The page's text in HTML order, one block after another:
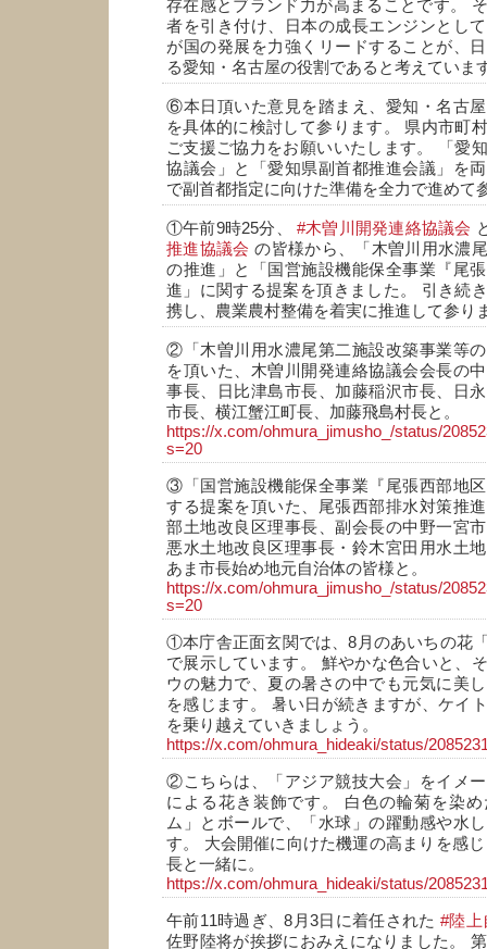
存在感とブランド力が高まることです。
者を引き付け、日本の成長エンジンとし
が国の発展を力強くリードすることが、
る愛知・名古屋の役割であると考えていま
⑥本日頂いた意見を踏まえ、愛知・名古
を具体的に検討して参ります。 県内市町
ご支援ご協力をお願いいたします。 「愛
協議会」と「愛知県副首都推進会議」を
で副首都指定に向けた準備を全力で進めて
①午前9時25分、#木曽川開発連絡協議会
推進協議会 の皆様から、「木曽川用水濃
の推進」と「国営施設機能保全事業『尾
進」に関する提案を頂きました。 引き続
携し、農業農村整備を着実に推進して参り
②「木曽川用水濃尾第二施設改築事業等
を頂いた、木曽川開発連絡協議会会長の
事長、日比津島市長、加藤稲沢市長、日
市長、横江蟹江町長、加藤飛島村長と。
https://x.com/ohmura_jimusho_/status/
s=20
③「国営施設機能保全事業『尾張西部地
する提案を頂いた、尾張西部排水対策推
部土地改良区理事長、副会長の中野一宮
悪水土地改良区理事長・鈴木宮田用水土
あま市長始め地元自治体の皆様と。
https://x.com/ohmura_jimusho_/status/
s=20
①本庁舎正面玄関では、8月のあいちの花
で展示しています。 鮮やかな色合いと、
ウの魅力で、夏の暑さの中でも元気に美
を感じます。 暑い日が続きますが、ケイ
を乗り越えていきましょう。
https://x.com/ohmura_hideaki/status/
②こちらは、「アジア競技大会」をイメ
による花き装飾です。 白色の輪菊を染
ム」とボールで、「水球」の躍動感や水
す。 大会開催に向けた機運の高まりを感
長と一緒に。
https://x.com/ohmura_hideaki/status/
午前11時過ぎ、8月3日に着任された #陸上
佐野陸将が挨拶におみえになりました。